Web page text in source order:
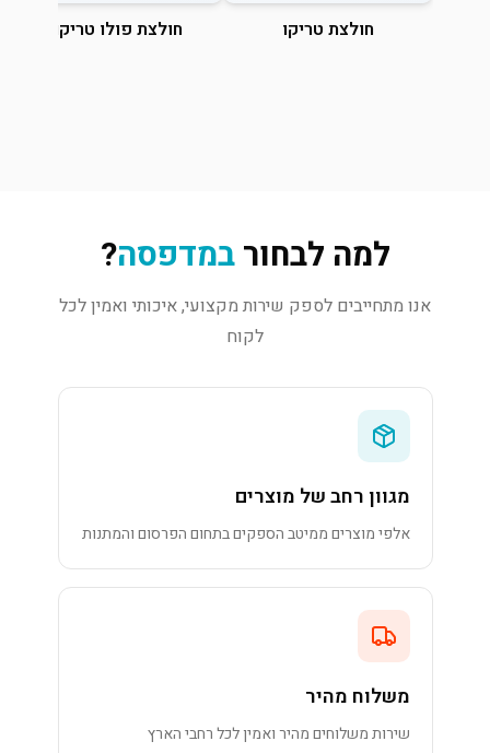
חולצת טריקו חולצת פולו טריקו
למה לבחורבמדפסה?
אנו מתחייבים לספק שירות מקצועי, איכותי ואמין לכל
לקוח
מגוון רחב של מוצרים
אלפי מוצרים ממיטב הספקים בתחום הפרסום והמתנות
משלוח מהיר
שירות משלוחים מהיר ואמין לכל רחבי הארץ